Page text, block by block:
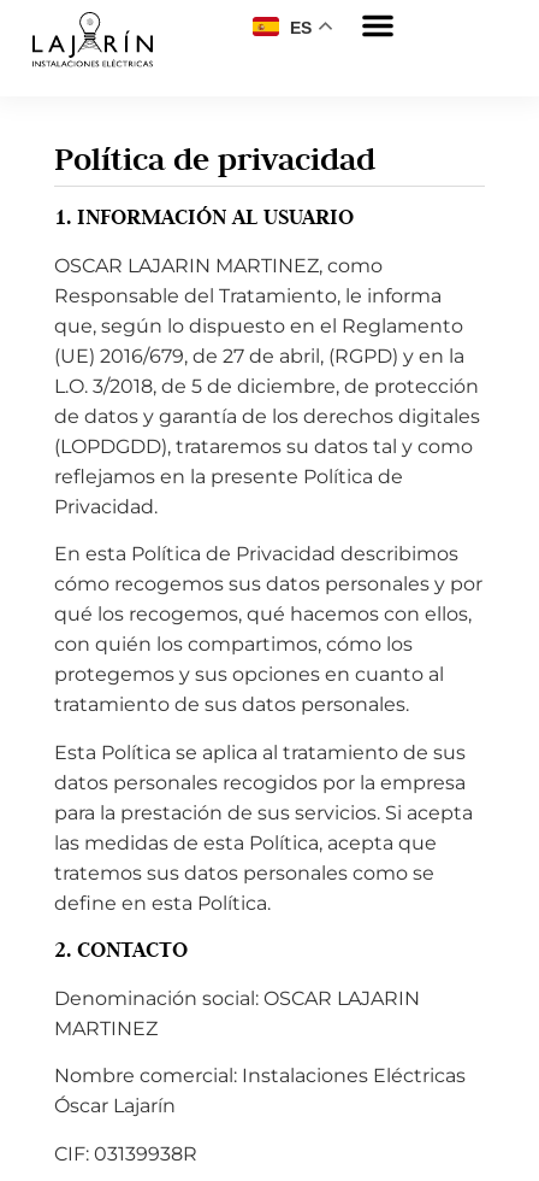
ES
Política de privacidad
1. INFORMACIÓN AL USUARIO
OSCAR LAJARIN MARTINEZ, como
Responsable del Tratamiento, le informa
que, según lo dispuesto en el Reglamento
(UE) 2016/679, de 27 de abril, (RGPD) y en la
L.O. 3/2018, de 5 de diciembre, de protección
de datos y garantía de los derechos digitales
(LOPDGDD), trataremos su datos tal y como
reflejamos en la presente Política de
Privacidad.
En esta Política de Privacidad describimos
cómo recogemos sus datos personales y por
qué los recogemos, qué hacemos con ellos,
con quién los compartimos, cómo los
protegemos y sus opciones en cuanto al
tratamiento de sus datos personales.
Esta Política se aplica al tratamiento de sus
datos personales recogidos por la empresa
para la prestación de sus servicios. Si acepta
las medidas de esta Política, acepta que
tratemos sus datos personales como se
define en esta Política.
2. CONTACTO
Denominación social: OSCAR LAJARIN
MARTINEZ
Nombre comercial: Instalaciones Eléctricas
Óscar Lajarín
CIF: 03139938R